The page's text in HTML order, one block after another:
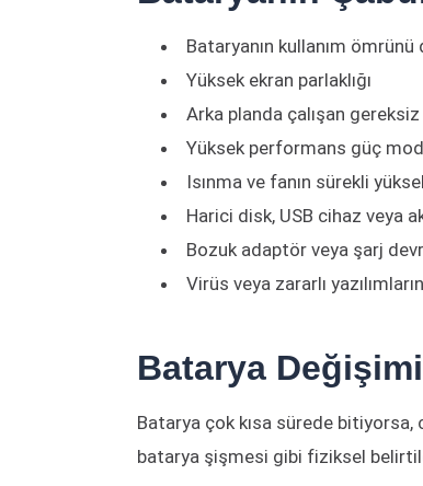
Bataryanın kullanım ömrünü
Yüksek ekran parlaklığı
Arka planda çalışan
Yüksek performans güç
Isınma ve fanın sürekli
Harici disk, USB cihaz veya
Bozuk adaptör veya şarj
Virüs veya zararlı
Batarya
Batarya çok kısa sürede
batarya şişmesi gibi fiziksel